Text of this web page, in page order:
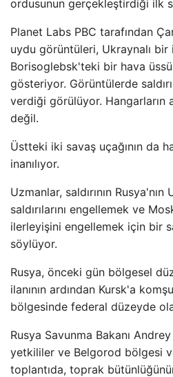
ordusunun gerçekleştirdiği ilk
Planet Labs PBC tarafından
uydu görüntüleri, Ukraynalı bir
Borisoglebsk'teki bir hava
gösteriyor. Görüntülerde
verdiği görülüyor. Hangarların
değil.
Üstteki iki savaş uçağının da
inanılıyor.
Uzmanlar, saldırının
saldırılarını engellemek ve
ilerleyişini engellemek için bir
söylüyor.
Rusya, önceki gün bölgesel
ilanının ardından Kursk'a
bölgesinde federal düzeyde
Rusya Savunma Bakanı
yetkililer ve Belgorod bölgesi
toplantıda, toprak